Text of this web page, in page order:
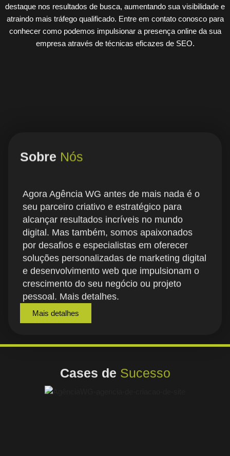
destaque nos resultados de busca, aumentando sua visibilidade e
atraindo mais tráfego qualificado. Entre em contato conosco para
conhecer como podemos impulsionar a presença online da sua
empresa através de técnicas eficazes de SEO.
Sobre Nós
seu parceiro criativo e estratégico para
alcançar resultados incríveis no mundo
digital. Mas também, somos apaixonados
por desafios e especialistas em oferecer
soluções personalizadas de marketing digital
e desenvolvimento web que impulsionam o
crescimento do seu negócio ou projeto
pessoal. Mais detalhes.
Mais detalhes
Cases de Sucesso